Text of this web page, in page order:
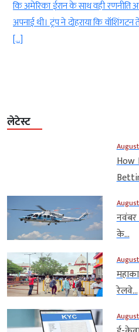
कि अमेरिका ईरान के साथ वही रणनीति
अपनाई थी। ट्रंप ने दोहराया कि
[…]
लेटेस्ट
How
के...
रेलवे...